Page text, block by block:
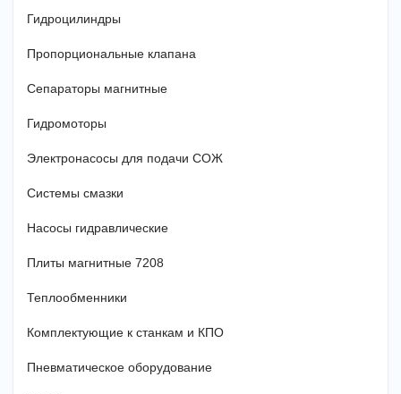
Гидроцилиндры
Пропорциональные клапана
Сепараторы магнитные
Гидромоторы
Электронасосы для подачи СОЖ
Системы смазки
Насосы гидравлические
Плиты магнитные 7208
Теплообменники
Комплектующие к станкам и КПО
Пневматическое оборудование